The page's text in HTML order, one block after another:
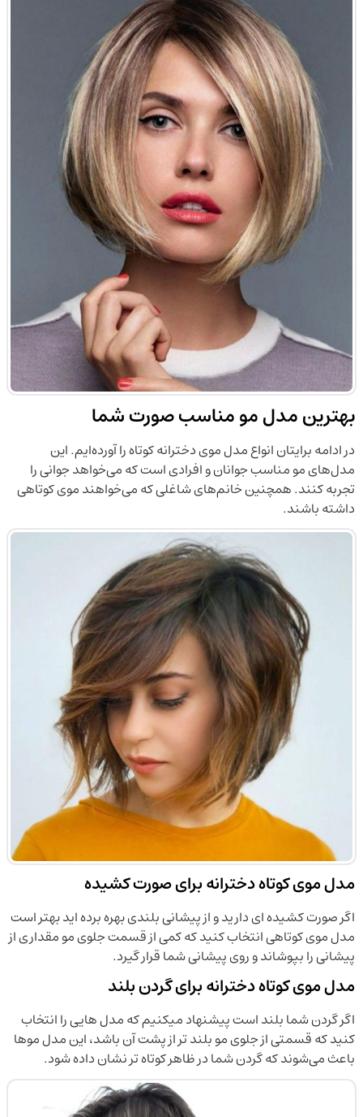
بهترین مدل مو مناسب صورت شما
در ادامه برایتان انواع مدل موی دخترانه کوتاه را آورده‌ایم. این
مدل‌های مو مناسب جوانان و افرادی است که می‌خواهد جوانی را
تجربه کنند. همچنین خانم‌های شاغلی که می‌خواهند موی کوتاهی
داشته باشند.
مدل موی کوتاه دخترانه برای صورت کشیده
اگر صورت کشیده ای دارید و از پیشانی بلندی بهره برده اید بهتر است
مدل موی کوتاهی انتخاب کنید که کمی از قسمت جلوی مو مقداری از
پیشانی را بپوشاند و روی پیشانی شما قرار گیرد.
مدل موی کوتاه دخترانه برای گردن بلند
اگر گردن شما بلند است پیشنهاد میکنیم که مدل هایی را انتخاب
کنید که قسمتی از جلوی مو بلند تر از پشت آن باشد، این مدل مو‌ها
باعث می‌شوند که گردن شما در ظاهر کوتاه تر نشان داده شود.